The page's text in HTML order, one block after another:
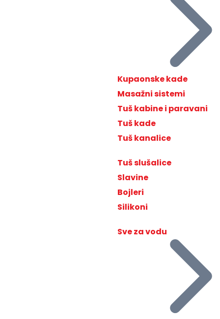
Kupaonske kade
Masažni sistemi
Tuš kabine i paravani
Tuš kade
Tuš kanalice
Tuš slušalice
Slavine
Bojleri
Silikoni
Sve za vodu